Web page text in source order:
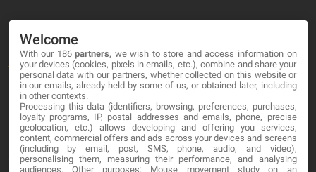
About
Blog
Contact
LEGAL
Welcome
With our 186partners, we wish to store and access information on
your devices (cookies, pixels in emails, etc.), combine and share your
personal data with our partners, whether collected on this website or
in our emails, already held by some of us, or obtained later, including
in other contexts.
Processing this data (identifiers, browsing, preferences, purchases,
loyalty programs, IP, postal addresses and emails, phone, precise
geolocation, etc.) allows developing and offering you services,
content, commercial offers and ads across your devices and screens
(including by email, post, SMS, phone, audio, and video),
personalising them, measuring their performance, and analysing
audiences. Other purposes: Mouse movement study on an